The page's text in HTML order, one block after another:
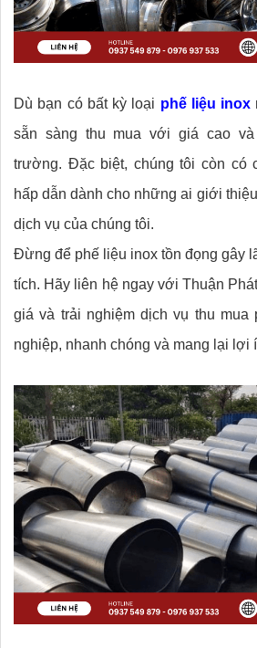
Dù bạn có bất kỳ loại phế liệu inox
sẵn sàng thu mua với giá cao
trường. Đặc biệt, chúng tôi còn có
hấp dẫn dành cho những ai giới
dịch vụ của chúng tôi.
Đừng để phế liệu inox tồn đọng gây
tích. Hãy liên hệ ngay với Thuận
giá và trải nghiệm dịch vụ thu mua
nghiệp, nhanh chóng và mang lại lợi